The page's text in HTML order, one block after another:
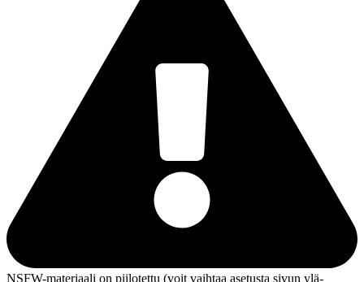
NSFW-materiaali on piilotettu (voit vaihtaa asetusta sivun ylä­